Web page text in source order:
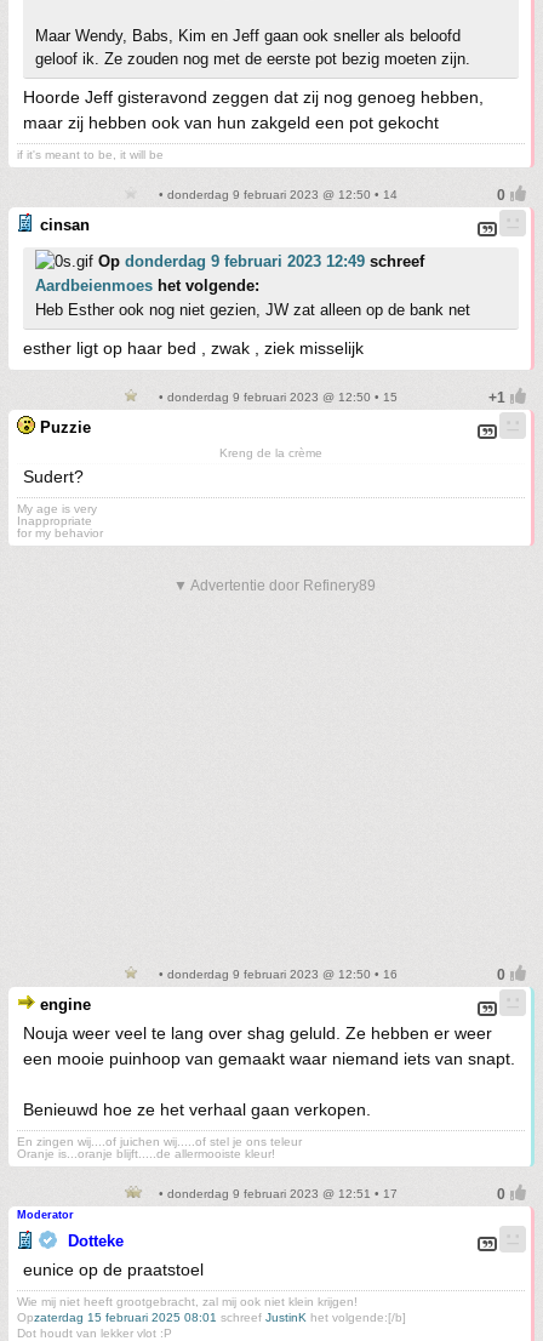
Maar Wendy, Babs, Kim en Jeff gaan ook sneller als beloofd
geloof ik. Ze zouden nog met de eerste pot bezig moeten zijn.
Hoorde Jeff gisteravond zeggen dat zij nog genoeg hebben,
maar zij hebben ook van hun zakgeld een pot gekocht
if it's meant to be, it will be
• donderdag 9 februari 2023 @ 12:50 • 14
cinsan
Op donderdag 9 februari 2023 12:49 schreef
Aardbeienmoes het volgende:
Heb Esther ook nog niet gezien, JW zat alleen op de bank net
esther ligt op haar bed , zwak , ziek misselijk
• donderdag 9 februari 2023 @ 12:50 • 15
Puzzie
Kreng de la crème
Sudert?
My age is very
Inappropriate
for my behavior
▼ Advertentie door Refinery89
• donderdag 9 februari 2023 @ 12:50 • 16
engine
Nouja weer veel te lang over shag geluld. Ze hebben er weer
een mooie puinhoop van gemaakt waar niemand iets van snapt.
Benieuwd hoe ze het verhaal gaan verkopen.
En zingen wij....of juichen wij.....of stel je ons teleur
Oranje is...oranje blijft.....de allermooiste kleur!
• donderdag 9 februari 2023 @ 12:51 • 17
Moderator
Dotteke
eunice op de praatstoel
Wie mij niet heeft grootgebracht, zal mij ook niet klein krijgen!
Opzaterdag 15 februari 2025 08:01 schreef JustinK het volgende:[/b]
Dot houdt van lekker vlot :P